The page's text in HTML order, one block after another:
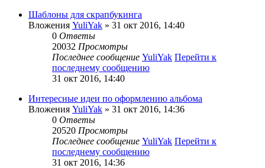
Шаблоны для скрапбукинга
Вложения YuliYak » 31 окт 2016, 14:40
0 Ответы
20032 Просмотры
Последнее сообщение YuliYak Перейти к
последнему сообщению
31 окт 2016, 14:40
Интересные идеи по оформлению альбома
Вложения YuliYak » 31 окт 2016, 14:36
0 Ответы
20520 Просмотры
Последнее сообщение YuliYak Перейти к
последнему сообщению
31 окт 2016, 14:36